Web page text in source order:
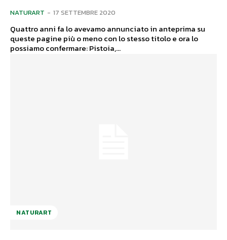
NATURART - 17 SETTEMBRE 2020
Quattro anni fa lo avevamo annunciato in anteprima su
queste pagine più o meno con lo stesso titolo e ora lo
possiamo confermare: Pistoia,...
NATURART